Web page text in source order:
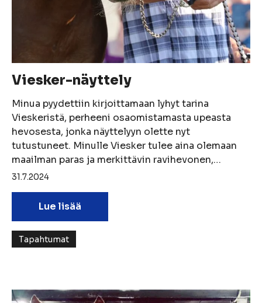
Viesker-näyttely
Minua pyydettiin kirjoittamaan lyhyt tarina
Vieskeristä, perheeni osaomistamasta upeasta
hevosesta, jonka näyttelyyn olette nyt
tutustuneet. Minulle Viesker tulee aina olemaan
maailman paras ja merkittävin ravihevonen,…
31.7.2024
Lue lisää
Tapahtumat